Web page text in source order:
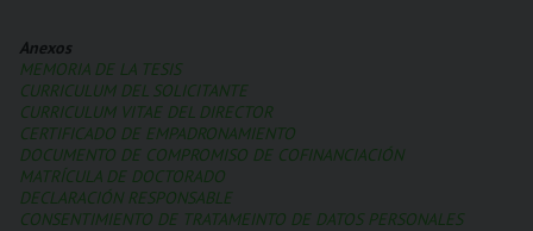
Anexos
MEMORIA DE LA TESIS
CURRICULUM DEL SOLICITANTE
CURRICULUM VITAE DEL DIRECTOR
CERTIFICADO DE EMPADRONAMIENTO
DOCUMENTO DE COMPROMISO DE COFINANCIACIÓN
MATRÍCULA DE DOCTORADO
DECLARACIÓN RESPONSABLE
CONSENTIMIENTO DE TRATAMEINTO DE DATOS PERSONALES